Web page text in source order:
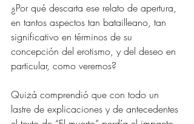
¿Por qué descarta ese relato de apertura,
en tantos aspectos tan batailleano, tan
significativo en términos de su
concepción del erotismo, y del deseo en
particular, como veremos?
Quizá comprendió que con todo un
lastre de explicaciones y de antecedentes